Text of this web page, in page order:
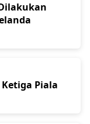
Piala